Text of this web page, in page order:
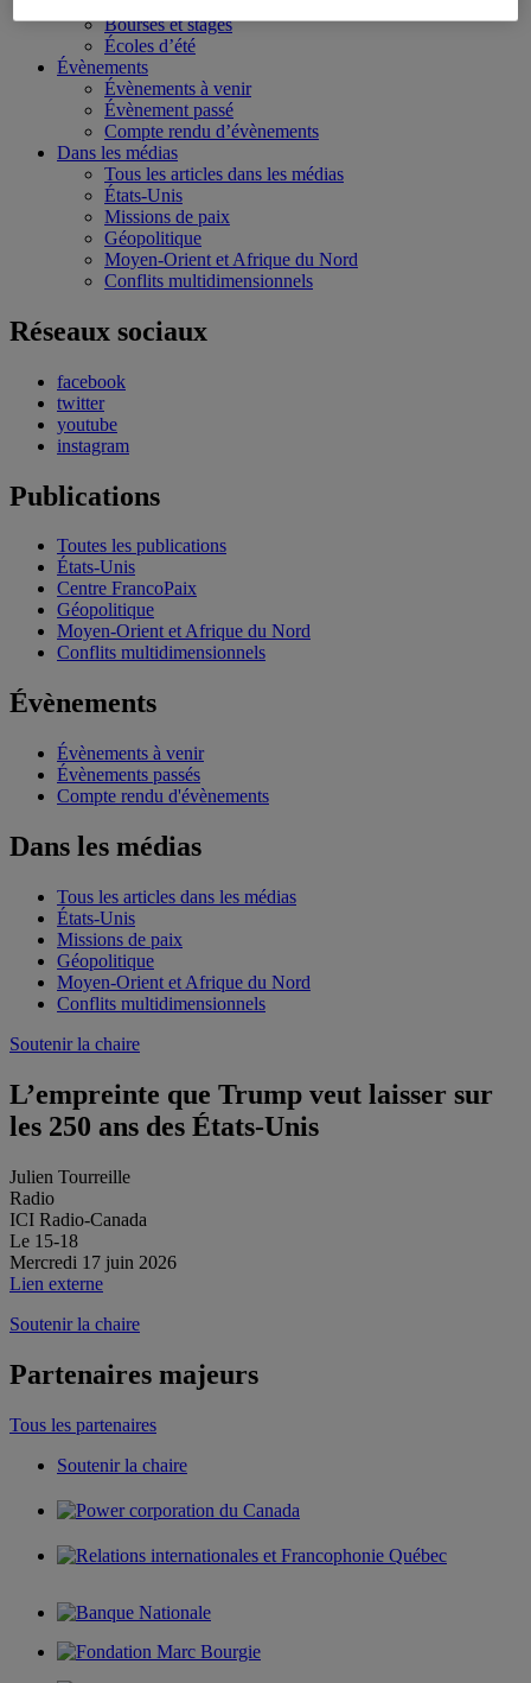
Bourses et stages
Écoles d’été
Évènements
Évènements à venir
Évènement passé
Compte rendu d’évènements
Dans les médias
Tous les articles dans les médias
États-Unis
Missions de paix
Géopolitique
Moyen-Orient et Afrique du Nord
Conflits multidimensionnels
Réseaux sociaux
facebook
twitter
youtube
instagram
Publications
Toutes les publications
États-Unis
Centre FrancoPaix
Géopolitique
Moyen-Orient et Afrique du Nord
Conflits multidimensionnels
Évènements
Évènements à venir
Évènements passés
Compte rendu d'évènements
Dans les médias
Tous les articles dans les médias
États-Unis
Missions de paix
Géopolitique
Moyen-Orient et Afrique du Nord
Conflits multidimensionnels
Soutenir la chaire
L’empreinte que Trump veut laisser sur
les 250 ans des États-Unis
Julien Tourreille
Radio
ICI Radio-Canada
Le 15-18
Mercredi 17 juin 2026
Lien externe
Soutenir la chaire
Partenaires majeurs
Tous les partenaires
Soutenir la chaire